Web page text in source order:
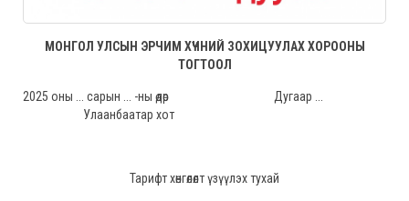
МОНГОЛ УЛСЫН ЭРЧИМ ХҮЧНИЙ ЗОХИЦУУЛАХ ХОРООНЫ
ТОГТООЛ
2025 оны ... сарын ... -ны өдөр Дугаар ...
Улаанбаатар хот
Тарифт хөнгөлөлт үзүүлэх тухай